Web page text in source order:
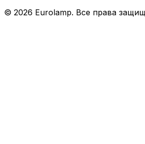
© 2026 Eurolamp. Все права